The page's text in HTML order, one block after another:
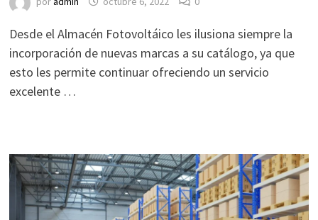
Desde el Almacén Fotovoltáico les ilusiona siempre la
incorporación de nuevas marcas a su catálogo, ya que
esto les permite continuar ofreciendo un servicio
excelente …